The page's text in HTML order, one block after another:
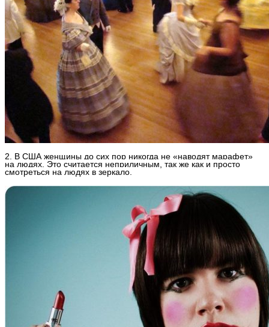
2. В США женщины до сих пор никогда не «наводят марафет»
на людях. Это считается неприличным, так же как и просто
смотреться на людях в зеркало.